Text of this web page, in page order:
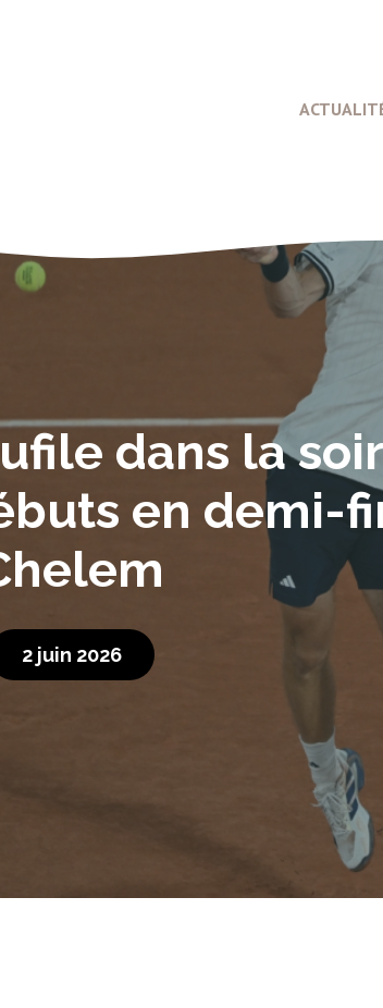
dans la
en demi-
2 juin 2026